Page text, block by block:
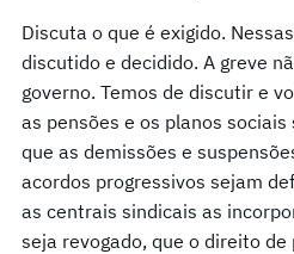
Discuta o que é exigido.
discutido e decidido. A greve
governo. Temos de discutir e
as pensões e os planos
que as demissões e
acordos progressivos sejam
as centrais sindicais as
seja revogado, que o direito